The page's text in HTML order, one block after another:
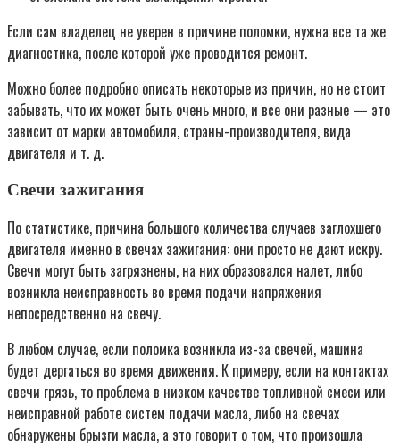
Если сам владелец не уверен в причине поломки, нужна все та же
диагностика, после которой уже проводится ремонт.
Можно более подробно описать некоторые из причин, но не стоит
забывать, что их может быть очень много, и все они разные — это
зависит от марки автомобиля, страны-производителя, вида
двигателя и т. д.
Свечи зажигания
По статистике, причина большого количества случаев заглохшего
двигателя именно в свечах зажигания: они просто не дают искру.
Свечи могут быть загрязнены, на них образовался налет, либо
возникла неисправность во время подачи напряжения
непосредственно на свечу.
В любом случае, если поломка возникла из-за свечей, машина
будет дергаться во время движения. К примеру, если на контактах
свечи грязь, то проблема в низком качестве топливной смеси или
неисправной работе систем подачи масла, либо на свечах
обнаружены брызги масла, а это говорит о том, что произошла